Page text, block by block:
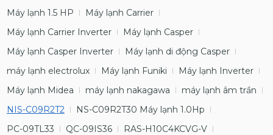
Máy lạnh 1.5 HP
Máy lạnh Carrier
Máy lạnh Carrier Inverter
Máy lạnh Casper
Máy lạnh Casper Inverter
Máy lạnh di động Casper
máy lạnh electrolux
Máy lạnh Funiki
Máy lạnh Inverter
Máy lạnh Midea
máy lạnh nakagawa
máy lạnh âm trần
NIS-C09R2T2
NS-C09R2T30 Máy lạnh 1.0Hp
PC-09TL33
QC-09IS36 RAS-H10C4KCVG-V